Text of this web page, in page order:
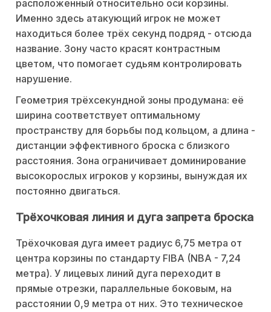
расположенный относительно оси корзины.
Именно здесь атакующий игрок не может
находиться более трёх секунд подряд - отсюда
название. Зону часто красят контрастным
цветом, что помогает судьям контролировать
нарушение.
Геометрия трёхсекундной зоны продумана: её
ширина соответствует оптимальному
пространству для борьбы под кольцом, а длина -
дистанции эффективного броска с близкого
расстояния. Зона ограничивает доминирование
высокорослых игроков у корзины, вынуждая их
постоянно двигаться.
Трёхочковая линия и дуга запрета броска
Трёхочковая дуга имеет радиус 6,75 метра от
центра корзины по стандарту FIBA (NBA - 7,24
метра). У лицевых линий дуга переходит в
прямые отрезки, параллельные боковым, на
расстоянии 0,9 метра от них. Это техническое